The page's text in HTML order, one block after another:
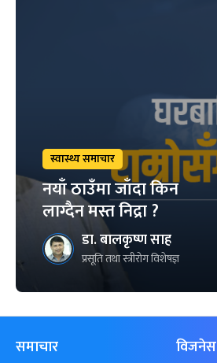
स्वास्थ्य समाचार
नयाँ ठाउँमा जाँदा किन
लाग्दैन मस्त निद्रा ?
डा. बालकृष्ण साह
प्रसूति तथा स्त्रीरोग विशेषज्ञ
समाचार विजनेस